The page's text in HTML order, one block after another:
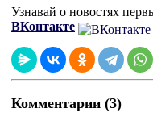
Узнавай о новостях
ВКонтакте
Комментарии (3)